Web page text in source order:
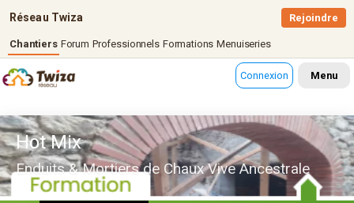
Réseau Twiza
Chantiers Forum Professionnels Formations Menuiseries
Rejoindre
Connexion Menu
Hot Mix
Enduits & Mortiers de Chaux Vive Ancestrale